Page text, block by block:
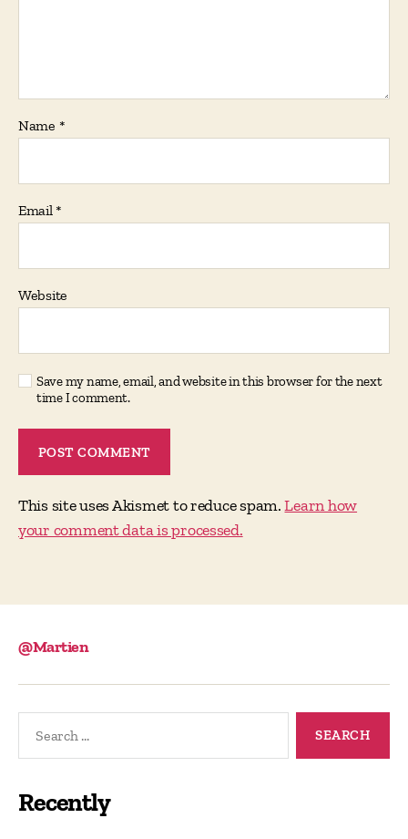
Name *
Email *
Website
Save my name, email, and website in this browser for the next
time I comment.
This site uses Akismet to reduce spam.Learn how
your comment data is processed.
@Martien
Recently